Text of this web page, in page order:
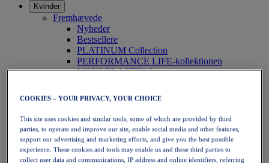
Kvinder
Fremhævede
Nyheder
Bestsellere
PLATINUM Collection
PERFORMANCE LIFE-kollektionen
NOVABLAST™ 6
Løb
Trailløb
Tennis
Volleyball
Håndbold
Padel
Netbold
COOKIES – YOUR PRIVACY, YOUR CHOICE
This site uses cookies and similar tools, some of which are provided by third
parties, to operate and improve our site, enable social media and other features,
support our advertising and marketing efforts, and give you the best possible
experience. These cookies and tools may enable us and these third parties to
collect user data and communications, IP address and online identifiers, referring